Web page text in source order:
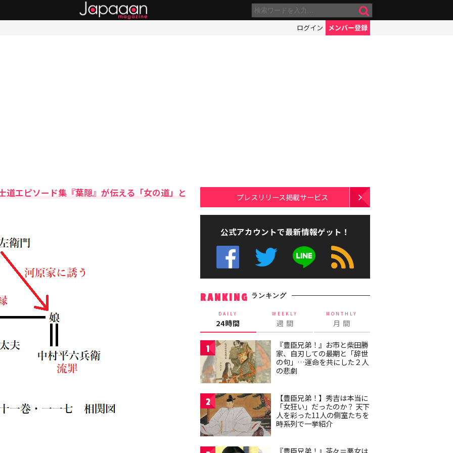
ログイン メンバー登録
エピソード集『葉隠』が伝える「女の道」と プレスリリース掲載サービス
公式アカウントで最新情報ゲット！
RANKING ランキング
DAILY
24時間
WEEKLY
週 間
MONTHLY
月 間
1
『豊臣兄弟！』お市と柴田勝
家、自刃しての最期と「辞世
の句」…運命を共にした２人
の悲劇
2
【豊臣兄弟！】秀吉は本当に
「女狂い」だったのか？ 天下
人を彩った11人の側室たちを
時系列で一挙紹介
『豊臣兄弟！』茶々＝悪女は